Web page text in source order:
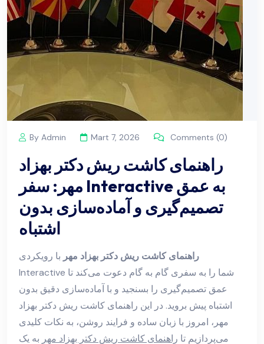
By Admin Mart 7, 2026 Comments (0)
راهنمای کاشت ریش دکتر بهزاد
مهر: سفر Interactive به عمق
تصمیم‌گیری و آماده‌سازی بدون
اشتباه
راهنمای کاشت ریش دکتر بهزاد مهر با رویکردی
Interactive شما را به سفری گام به گام دعوت می‌کند تا
عمق تصمیم‌گیری را بسنجید و با آماده‌سازی دقیق بدون
اشتباه پیش بروید. در این راهنمای کاشت ریش دکتر بهزاد
مهر، امروز با زبان ساده و فرایند روشن، به نکات کلیدی
می‌پردازیم تا راهنمای کاشت ریش دکتر بهزاد مهر به یک